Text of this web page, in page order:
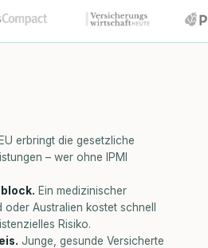
erbringt die gesetzliche
– wer ohne IPMI
Ein medizinischer
Australien kostet schnell
Risiko.
Junge, gesunde Versicherte